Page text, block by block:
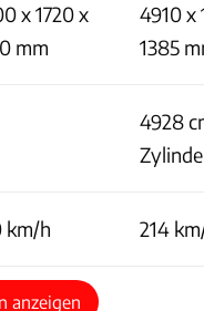
x 1720 x
mm
4910 x
1385
4928
km/h 214
anzeigen